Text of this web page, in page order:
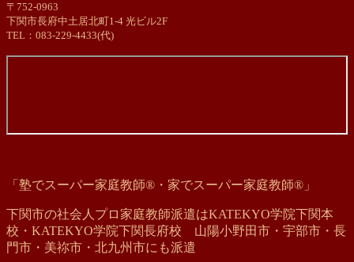
〒752-0963
下関市長府中土居北町1-4 光ビル2F
TEL：083-229-4433(代)
「塾でスーパー家庭教師®・家でスーパー家庭教師®」
下関市の社会人プロ家庭教師派遣はKATEKYO学院下関本
校・KATEKYO学院下関長府校 山陽小野田市・宇部市・長
門市・美祢市・北九州市にも派遣